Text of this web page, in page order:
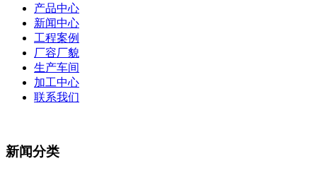
产品中心
新闻中心
工程案例
厂容厂貌
生产车间
加工中心
联系我们
新闻分类